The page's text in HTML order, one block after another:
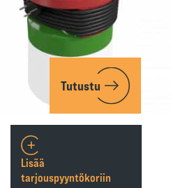
Tutustu
Lisää
tarjouspyyntökoriin